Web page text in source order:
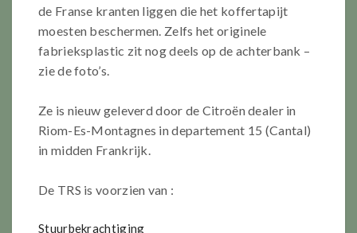
de Franse kranten liggen die het koffertapijt
moesten beschermen. Zelfs het originele
fabrieksplastic zit nog deels op de achterbank –
zie de foto’s.
Ze is nieuw geleverd door de Citroën dealer in
Riom-Es-Montagnes in departement 15 (Cantal)
in midden Frankrijk.
De TRS is voorzien van :
Stuurbekrachtiging